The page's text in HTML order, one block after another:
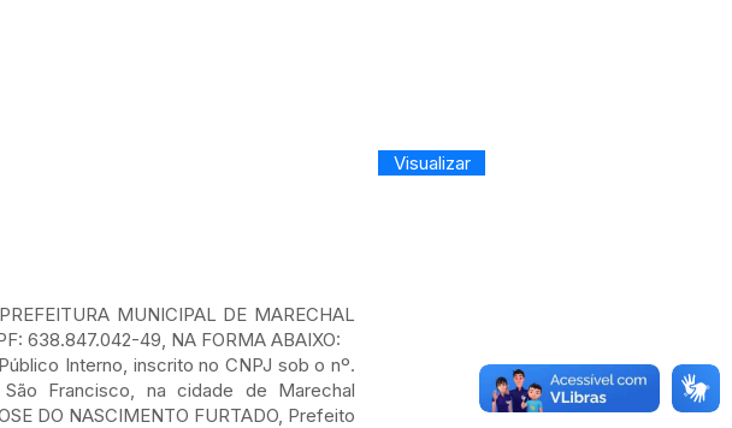
MUNICIPAL DE MARECHAL
638.847.042-49, NA FORMA ABAIXO:
Interno, inscrito no CNPJ sob o nº.
São Francisco, na cidade de Marechal
DO NASCIMENTO FURTADO, Prefeito
Visualizar